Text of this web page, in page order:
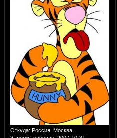
Откуда: Россия, Москва